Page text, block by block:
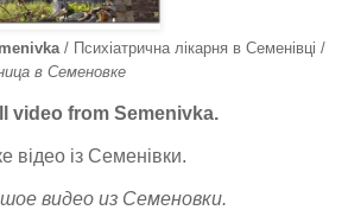
/ Психіатрична лікарня в Семенівці /
в Семеновке
video from Semenivka.
відео із Семенівки.
видео из Семеновки.